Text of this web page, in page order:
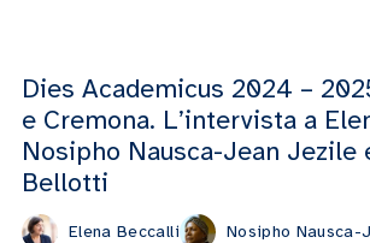
Dies Academicus 2024 –
e Cremona. L’intervista a
Nosipho Nausca-Jean Jezile
Bellotti
Elena Beccalli Nosipho Nausca-